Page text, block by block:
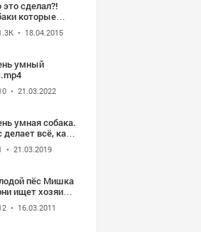
это сделал?!
которые
• 18.04.2015
умный
• 21.03.2022
умная собака.
делает всё, как
• 21.03.2019
пёс Мишка
ищет хозяина
• 16.03.2011